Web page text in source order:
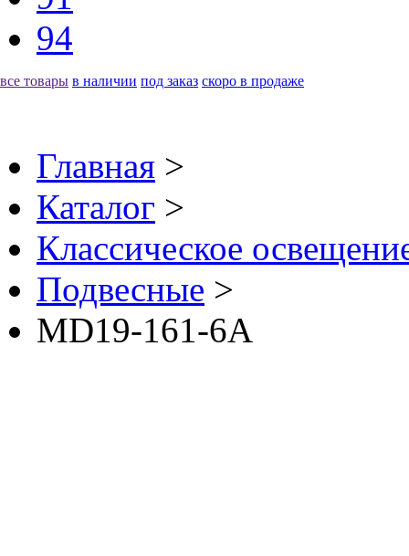
94
все товары в наличии под заказ скоро в продаже
Главная >
Каталог >
Классическое
Подвесные >
MD19-161-6A